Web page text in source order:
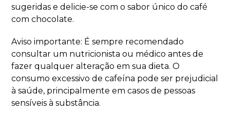
sugeridas e delicie-se com o sabor único do café
com chocolate.
Aviso importante: É sempre recomendado
consultar um nutricionista ou médico antes de
fazer qualquer alteração em sua dieta. O
consumo excessivo de cafeína pode ser prejudicial
à saúde, principalmente em casos de pessoas
sensíveis à substância.